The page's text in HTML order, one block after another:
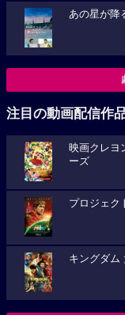
あの星が降
注目の動画配信作
映画クレヨ
ーズ
プロジェク
キングダム